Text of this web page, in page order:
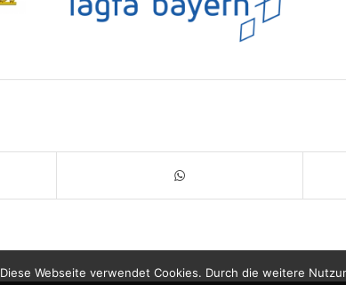
Diese Webseite verwendet Cookies. Durch die weitere